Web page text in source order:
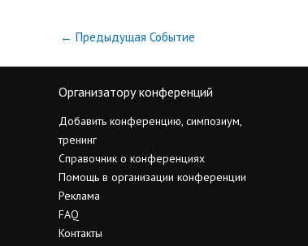
← Предыдущая Событие
Организатору конференций
Добавить конференцию, симпозиум,
тренинг
Справочник о конференциях
Помощь в организации конференции
Реклама
FAQ
Контакты